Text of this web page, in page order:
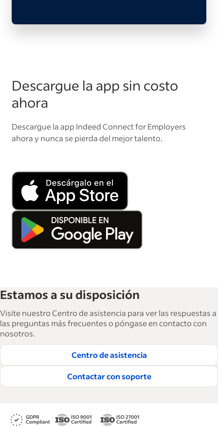
Descargue la app sin costo
ahora
Descargue la app Indeed Connect for Employers
ahora y nunca se pierda del mejor talento.
Estamos a su disposición
Visite nuestro Centro de asistencia para ver las respuestas a
las preguntas más frecuentes o póngase en contacto con
nosotros.
Centro de asistencia
Contactar con soporte